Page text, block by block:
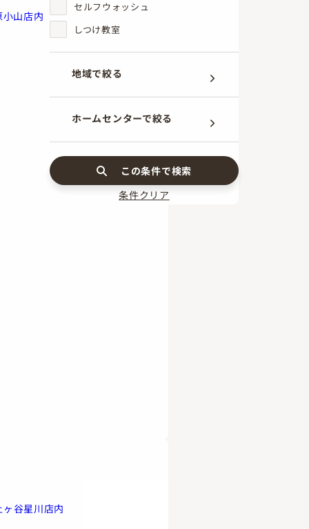
山店内
谷星川店内
セルフウォッシュ
しつけ教室
地域で絞る
ホームセンターで絞る
この条件で検索
条件クリア